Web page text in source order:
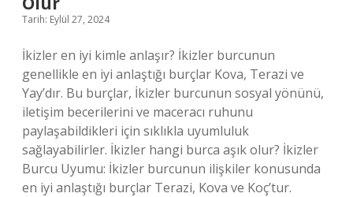
Tarih: Eylül 27, 2024
İkizler en iyi kimle anlaşır? İkizler burcunun
genellikle en iyi anlaştığı burçlar Kova, Terazi ve
Yay’dır. Bu burçlar, İkizler burcunun sosyal yönünü,
iletişim becerilerini ve maceracı ruhunu
paylaşabildikleri için sıklıkla uyumluluk
sağlayabilirler. İkizler hangi burca aşık olur? İkizler
Burcu Uyumu: İkizler burcunun ilişkiler konusunda
en iyi anlaştığı burçlar Terazi, Kova ve Koç’tur.